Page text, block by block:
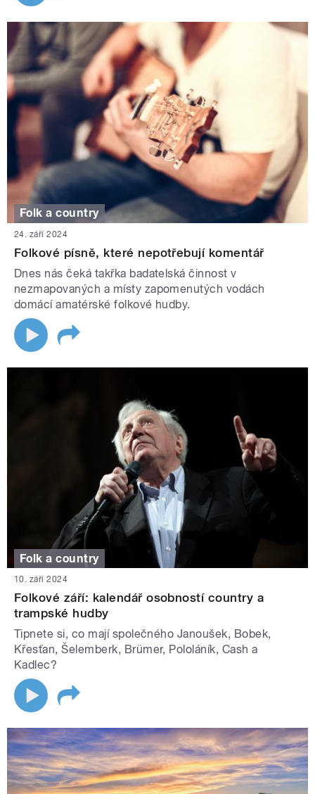
Folk a country
24. září 2024
Folkové písně, které nepotřebují komentář
Dnes nás čeká takřka badatelská činnost v
nezmapovaných a místy zapomenutých vodách
domácí amatérské folkové hudby.
Folk a country
10. září 2024
Folkové září: kalendář osobností country a
trampské hudby
Tipnete si, co mají společného Janoušek, Bobek,
Křesťan, Šelemberk, Brümer, Pololáník, Cash a
Kadlec?